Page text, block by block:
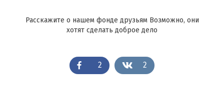
Расскажите о нашем фонде друзьям Возможно, они
хотят сделать доброе дело
2 2